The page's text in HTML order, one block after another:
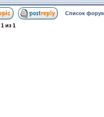
Список
1 из 1